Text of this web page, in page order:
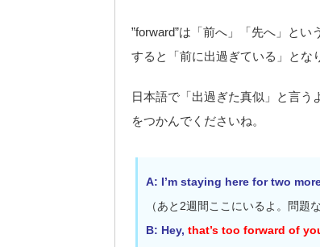
”forward”は「前へ」「先へ」とい
すると「前に出過ぎている」とな
日本語で「出過ぎた真似」と言う
をつかんでくださいね。
A: I’m staying here for two
（あと2週間ここにいるよ。問題
B: Hey, that’s too forward of